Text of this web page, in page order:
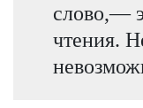
слово,—
чтения.